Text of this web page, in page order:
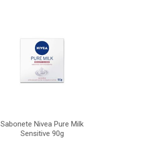
Sabonete Nivea Pure Milk
Sensitive 90g